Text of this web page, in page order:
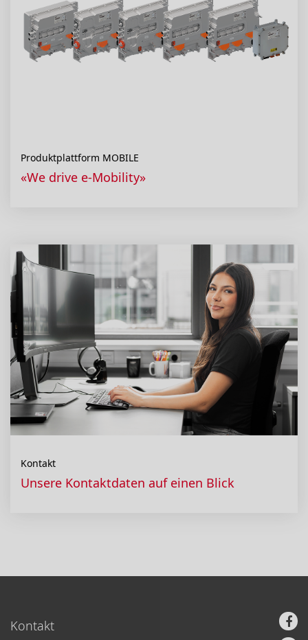
Produktplattform MOBILE
«We drive e-Mobility»
Kontakt
Unsere Kontaktdaten auf einen Blick
Kontakt